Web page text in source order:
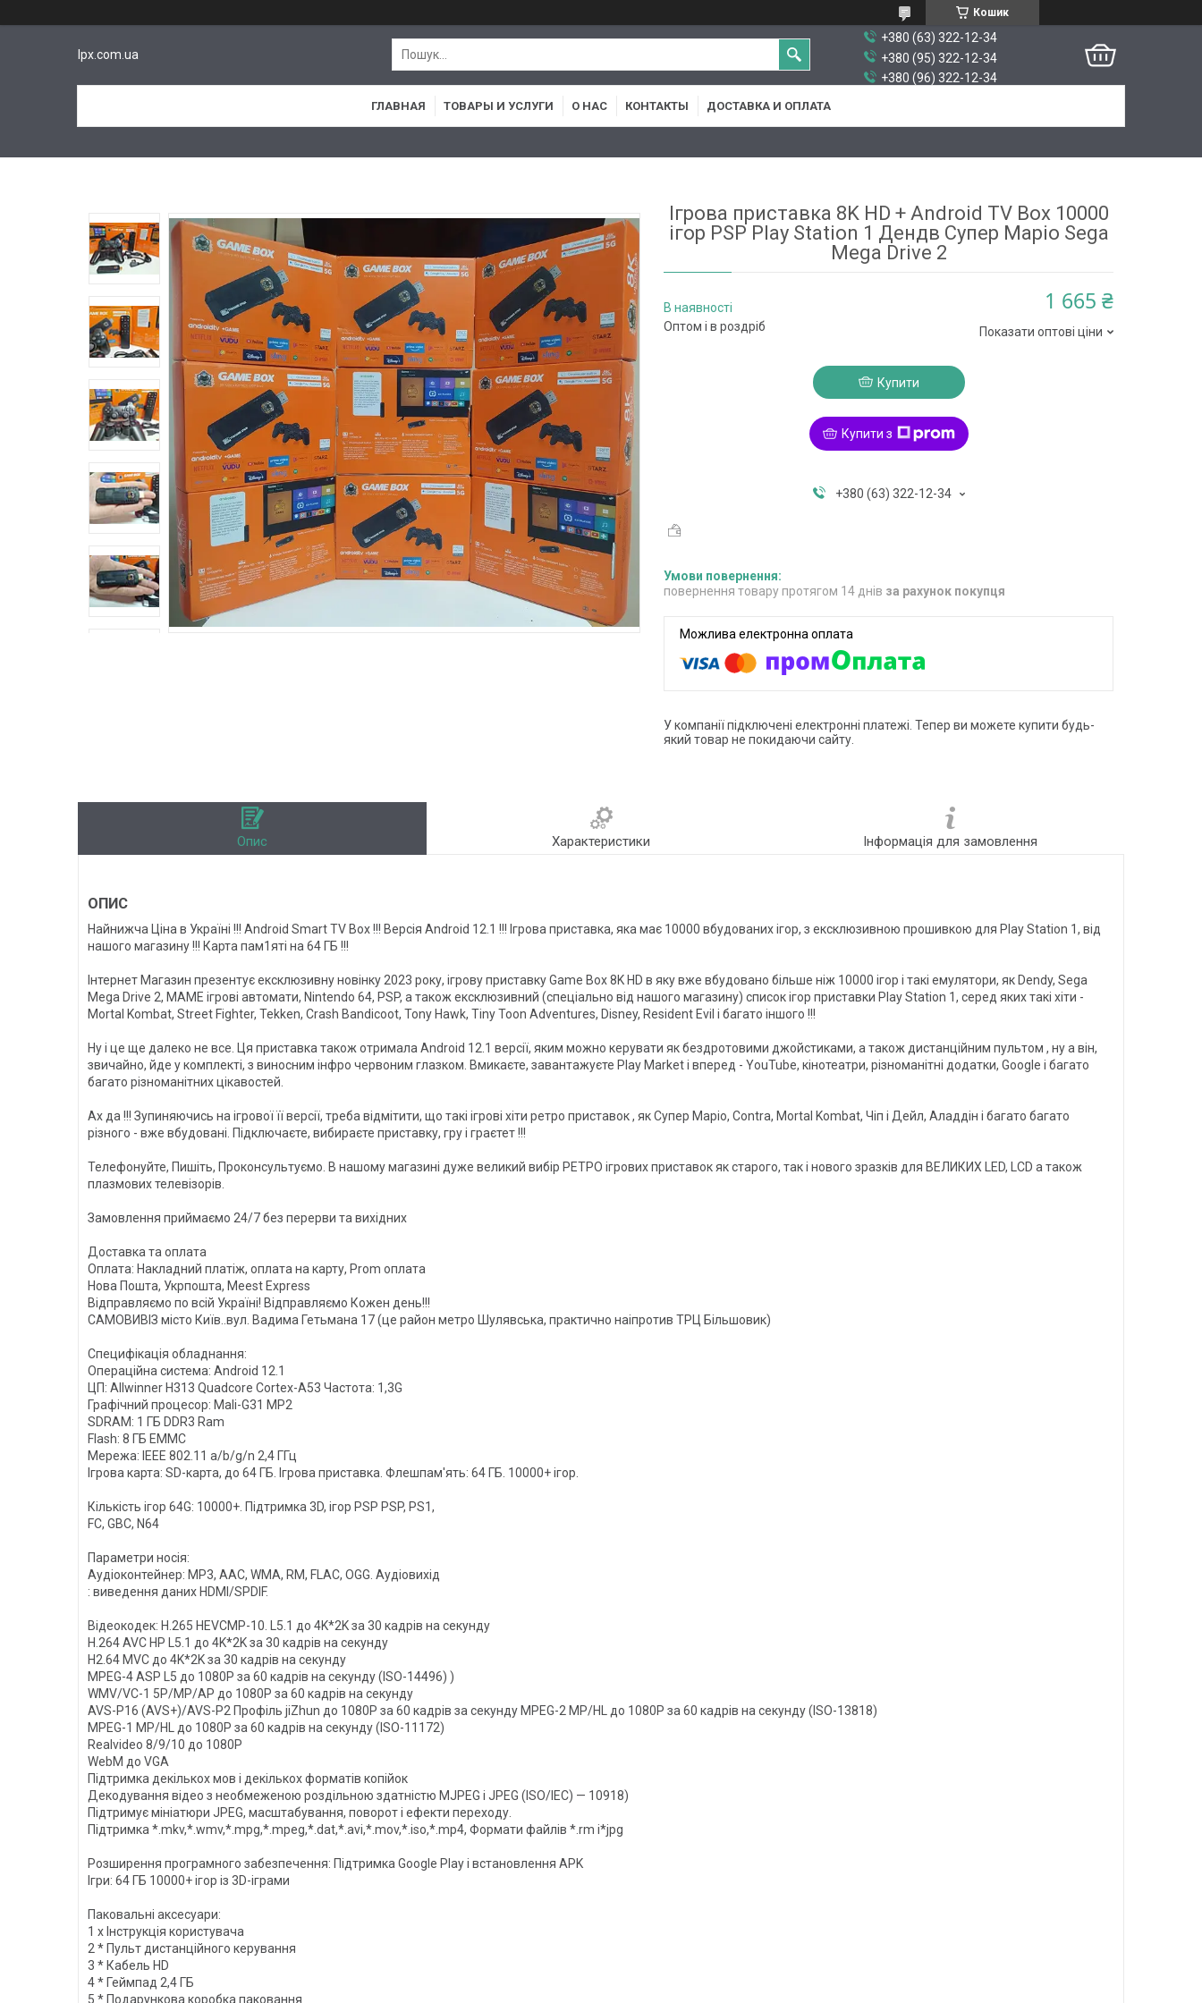
Кошик
lpx.com.ua
+380 (63) 322-12-34
+380 (95) 322-12-34
+380 (96) 322-12-34
ГЛАВНАЯ ТОВАРЫ И УСЛУГИ О НАС КОНТАКТЫ ДОСТАВКА И ОПЛАТА
Ігрова приставка 8K HD + Android TV Box 10000
ігор PSP Play Station 1 Дендв Супер Маріо Sega
Mega Drive 2
В наявності
Оптом і в роздріб
1 665 ₴
Показати оптові ціни
Купити
Купити з
+380 (63) 322-12-34
повернення товару протягом 14 днів за рахунок покупця
У компанії підключені електронні платежі. Тепер ви можете купити будь-
який товар не покидаючи сайту.
Опис Характеристики Інформація для замовлення
ОПИС
Найнижча Ціна в Україні !!! Android Smart TV Box !!! Версія Android 12.1 !!! Ігрова приставка, яка має 10000 вбудованих ігор, з ексклюзивною прошивкою для Play Station 1, від
нашого магазину !!! Карта пам1яті на 64 ГБ !!!
Інтернет Магазин презентує ексклюзивну новінку 2023 року, ігрову приставку Game Box 8K HD в яку вже вбудовано більше ніж 10000 ігор і такі емулятори, як Dendy, Sega
Mega Drive 2, MAME ігрові автомати, Nintendo 64, PSP, а також ексклюзивний (спеціально від нашого магазину) список ігор приставки Play Station 1, серед яких такі хіти -
Mortal Kombat, Street Fighter, Tekken, Crash Bandicoot, Tony Hawk, Tiny Toon Adventures, Disney, Resident Evil і багато іншого !!!
Ну і це ще далеко не все. Ця приставка також отримала Android 12.1 версії, яким можно керувати як бездротовими джойстиками, а також дистанційним пультом , ну а він,
звичайно, йде у комплекті, з виносним інфро червоним глазком. Вмикаєте, завантажуєте Play Market і вперед - YouTube, кінотеатри, різноманітні додатки, Google і багато
багато різноманітних цікавостей.
Ах да !!! Зупиняючись на ігрової її версії, треба відмітити, що такі ігрові хіти ретро приставок , як Супер Маріо, Contra, Mortal Kombat, Чіп і Дейл, Аладдін і багато багато
різного - вже вбудовані. Підключаєте, вибираєте приставку, гру і граєтет !!!
Телефонуйте, Пишіть, Проконсультуємо. В нашому магазині дуже великий вибір РЕТРО ігрових приставок як старого, так і нового зразків для ВЕЛИКИХ LED, LCD а також
плазмових телевізорів.
Замовлення приймаємо 24/7 без перерви та вихідних
Доставка та оплата
Оплата: Накладний платіж, оплата на карту, Prom оплата
Нова Пошта, Укрпошта, Meest Express
Відправляємо по всій Україні! Відправляємо Кожен день!!!
САМОВИВІЗ місто Київ..вул. Вадима Гетьмана 17 (це район метро Шулявська, практично наіпротив ТРЦ Більшовик)
Специфікація обладнання:
Операційна система: Android 12.1
ЦП: AIIwinner H313 Quadcore Cortex-A53 Частота: 1,3G
Графічний процесор: Mali-G31 MP2
SDRAM: 1 ГБ DDR3 Ram
Flash: 8 ГБ EMMC
Мережа: IEEE 802.11 a/b/g/n 2,4 ГГц
Ігрова карта: SD-карта, до 64 ГБ. Ігрова приставка. Флешпам'ять: 64 ГБ. 10000+ ігор.
Кількість ігор 64G: 10000+. Підтримка 3D, ігор PSP PSP, PS1,
FC, GBC, N64
Параметри носія:
Аудіоконтейнер: MP3, AAC, WMA, RM, FLAC, OGG. Аудіовихід
: виведення даних HDMI/SPDIF.
Відеокодек: H.265 HEVCMP-10. L5.1 до 4K*2K за 30 кадрів на секунду
H.264 AVC HP L5.1 до 4K*2K за 30 кадрів на секунду
H2.64 MVC до 4K*2K за 30 кадрів на секунду
MPEG-4 ASP L5 до 1080P за 60 кадрів на секунду (ISO-14496) )
WMV/VC-1 5P/MP/AP до 1080P за 60 кадрів на секунду
AVS-P16 (AVS+)/AVS-P2 Профіль jiZhun до 1080P за 60 кадрів за секунду MPEG-2 MP/HL до 1080P за 60 кадрів на секунду (ISO-13818)
MPEG-1 MP/HL до 1080P за 60 кадрів на секунду (ISO-11172)
Realvideo 8/9/10 до 1080P
WebM до VGA
Підтримка декількох мов і декількох форматів копійок
Декодування відео з необмеженою роздільною здатністю MJPEG і JPEG (ISO/IEC) — 10918)
Підтримує мініатюри JPEG, масштабування, поворот і ефекти переходу.
Підтримка *.mkv,*.wmv,*.mpg,*.mpeg,*.dat,*.avi,*.mov,*.iso,*.mp4, Формати файлів *.rm і*jpg
Розширення програмного забезпечення: Підтримка Google Play і встановлення APK
Ігри: 64 ГБ 10000+ ігор із 3D-іграми
Паковальні аксесуари:
1 х Інструкція користувача
2 * Пульт дистанційного керування
3 * Кабель HD
4 * Геймпад 2,4 ГБ
5 * Подарункова коробка паковання